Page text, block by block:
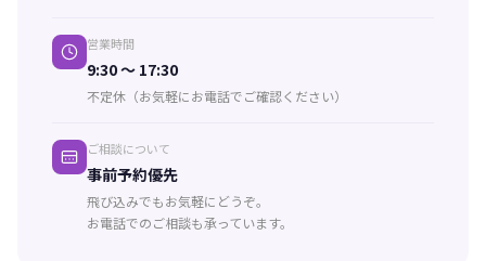
営業時間
9:30 〜 17:30
不定休（お気軽にお電話でご確認ください）
ご相談について
事前予約優先
飛び込みでもお気軽にどうぞ。
お電話でのご相談も承っています。